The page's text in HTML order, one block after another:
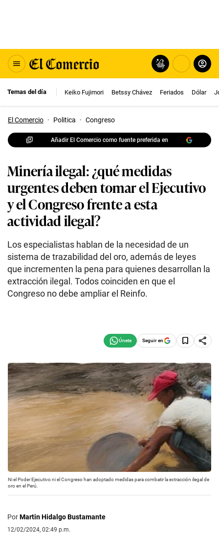
Temas del día Keiko Fujimori Betssy Chávez Feriados Dólar
El Comercio · Politica · Congreso
Añadir El Comercio como fuente preferida en
Minería ilegal: ¿qué medidas
urgentes deben tomar el Ejecutivo
y el Congreso frente a esta
actividad ilegal?
Los especialistas hablan de la necesidad de un
sistema de trazabilidad del oro, además de leyes
que incrementen la pena para quienes desarrollan la
extracción ilegal. Todos coinciden en que el
Congreso no debe ampliar el Reinfo.
Seguir en
Ni el Poder Ejecutivo ni el Congreso han adoptado medidas para combatir la extracción ilegal de
oro en el Perú.
PorMartin Hidalgo Bustamante
12/02/2024, 02:49 p.m.